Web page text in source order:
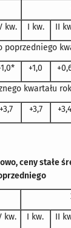
kw. I kw. II
poprzedniego
+1,0
kwartału
+3,7 +3,7 +3,4
ceny stałe
kw. I kw. II